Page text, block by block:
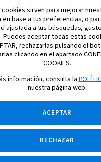
vendemos propiedades
en España
sirven para mejorar
en base a tus preferencias, o
ajustada a tus búsquedas,
Puedes aceptar todas estas
rechazarlas pulsando el
clicando en el apartado
COOKIES.
información, consulta la
nuestra página web.
ACEPTAR
RECHAZAR